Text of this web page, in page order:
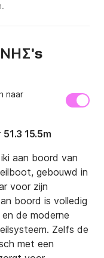
naar
15.5m
aan boord van
gebouwd in
voor zijn
boord is volledig
de moderne
Zelfs de
met een